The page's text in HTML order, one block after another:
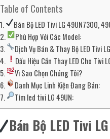
Table of Contents
Bán Bộ LED Tivi LG 49UN7300,
Phù Hợp Với Các Model:
Dịch Vụ Bán & Thay Bộ LED Tivi
Dấu Hiệu Cần Thay LED Cho
Vì Sao Chọn Chúng Tôi?
Danh Mục Linh Kiện Đang Bán:
Tìm led tivi LG 49UN:
Bán Bộ LED Tivi